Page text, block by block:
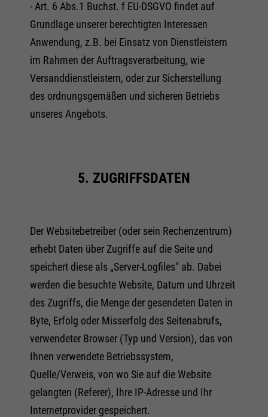
- Art. 6 Abs.1 Buchst. f EU-DSGVO findet auf
Grundlage unserer berechtigten Interessen
Anwendung, z.B. bei Einsatz von Dienstleistern
im Rahmen der Auftragsverarbeitung, wie
Versanddienstleistern, oder zur Sicherstellung
des ordnungsgemäßen und sicheren Betriebs
unseres Angebots.
5. ZUGRIFFSDATEN
Der Websitebetreiber (oder sein Rechenzentrum)
erhebt Daten über Zugriffe auf die Seite und
speichert diese als „Server-Logfiles“ ab. Dabei
werden die besuchte Website, Datum und Uhrzeit
des Zugriffs, die Menge der gesendeten Daten in
Byte, Erfolg oder Misserfolg des Seitenabrufs,
verwendeter Browser (Typ und Version), das von
Ihnen verwendete Betriebssystem,
Quelle/Verweis, von wo Sie auf die Website
gelangten (Referer), Ihre IP-Adresse und Ihr
Internetprovider gespeichert.